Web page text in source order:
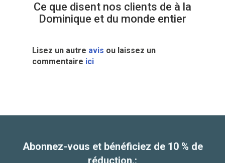
Ce que disent nos clients de à la
Dominique et du monde entier
Lisez un autre avis ou laissez un
commentaire ici
Abonnez-vous et bénéficiez de 10 % de
réduction.: